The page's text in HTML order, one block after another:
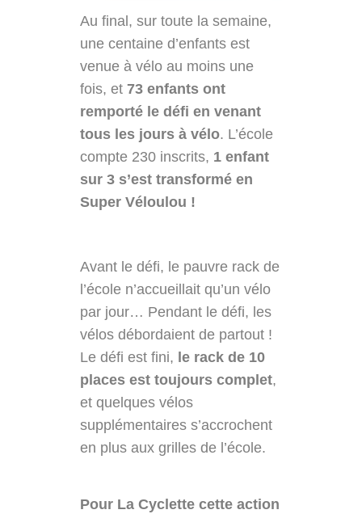
Au final, sur toute la semaine,
une centaine d’enfants est
venue à vélo au moins une
fois, et 73 enfants ont
remporté le défi en venant
tous les jours à vélo. L’école
compte 230 inscrits, 1 enfant
sur 3 s’est transformé en
Super Véloulou !
Avant le défi, le pauvre rack de
l’école n’accueillait qu’un vélo
par jour… Pendant le défi, les
vélos débordaient de partout !
Le défi est fini, le rack de 10
places est toujours complet,
et quelques vélos
supplémentaires s’accrochent
en plus aux grilles de l’école.
Pour La Cyclette cette action